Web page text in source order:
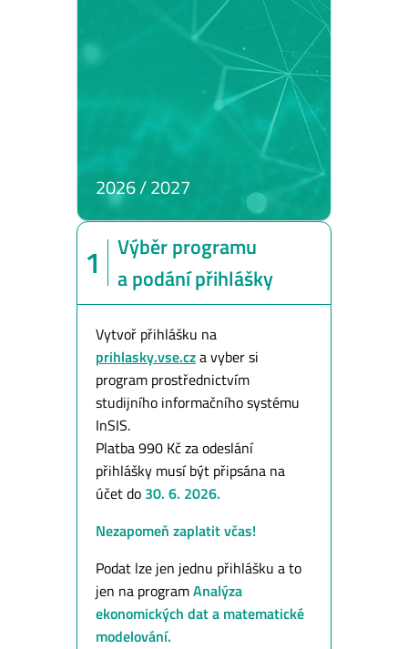
2026 / 2027
1
Výběr programu
a podání přihlášky
Vytvoř přihlášku na
prihlasky.vse.cza vyber si
program prostřednictvím
studijního informačního systému
InSIS.
Platba 990 Kč za odeslání
přihlášky musí být připsána na
účet do 30. 6. 2026.
Nezapomeň zaplatit včas!
Podat lze jen jednu přihlášku a to
jen na programAnalýza
ekonomických dat a matematické
modelování.